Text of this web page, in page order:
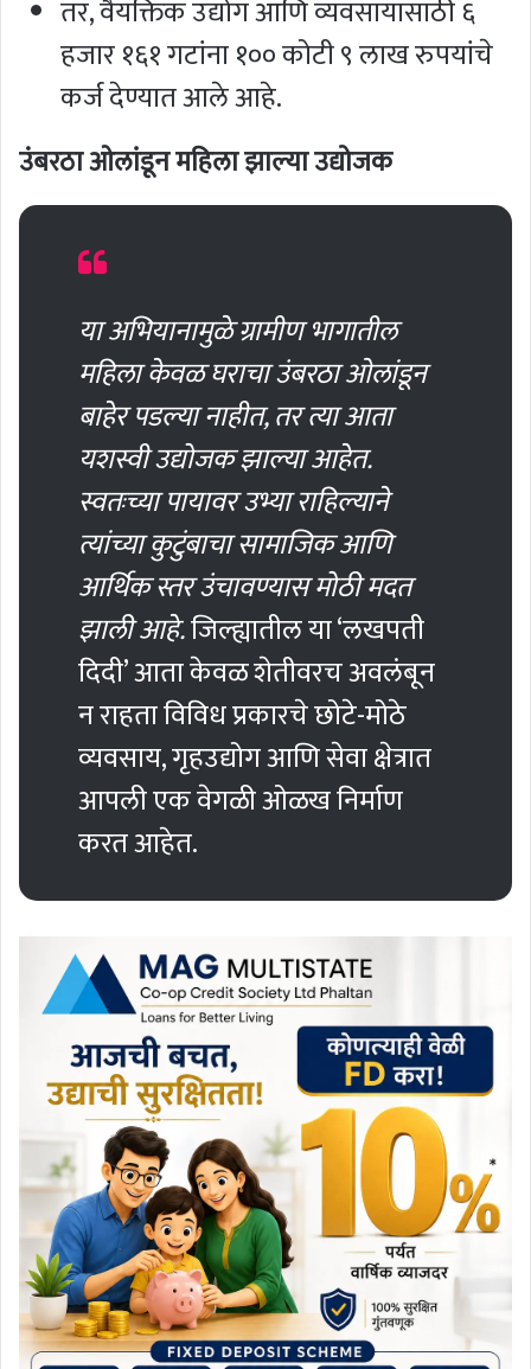
तर, वैयक्तिक उद्योग आणि व्यवसायासाठी ६
हजार १६१ गटांना १०० कोटी ९ लाख रुपयांचे
कर्ज देण्यात आले आहे.
उंबरठा ओलांडून महिला झाल्या उद्योजक
या अभियानामुळे ग्रामीण भागातील
महिला केवळ घराचा उंबरठा ओलांडून
बाहेर पडल्या नाहीत, तर त्या आता
यशस्वी उद्योजक झाल्या आहेत.
स्वतःच्या पायावर उभ्या राहिल्याने
त्यांच्या कुटुंबाचा सामाजिक आणि
आर्थिक स्तर उंचावण्यास मोठी मदत
झाली आहे.जिल्ह्यातील या ‘लखपती
दिदी’ आता केवळ शेतीवरच अवलंबून
न राहता विविध प्रकारचे छोटे-मोठे
व्यवसाय, गृहउद्योग आणि सेवा क्षेत्रात
आपली एक वेगळी ओळख निर्माण
करत आहेत.